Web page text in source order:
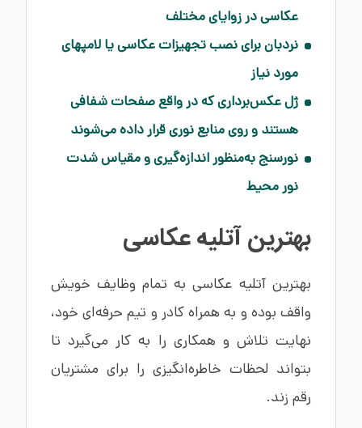
عکاسی در زوایای مختلف
نردبان برای نصب تجهیزات عکاسی یا لامپهای
مورد نیاز
ژل عکس‌برداری که در واقع صفحات شفافی
هستند و روی منابع نوری قرار داده می‌شوند
نورسنج به‌منظور اندازه‌گیری و مقیاس شدت
نور محیط
بهترین آتلیه عکاسی
بهترین آتلیه عکاسی به تمام وظایف خویش
واقف بوده و به همراه کادر و تیم حرفه‌ای خود،
نهایت تلاش و همکاری را به کار می‌گیرد تا
بتواند لحظات خاطره‌انگیزی را برای مشتریان
رقم زند.